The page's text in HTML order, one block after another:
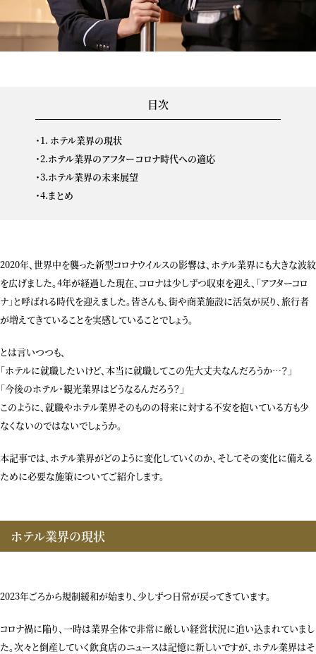
目次
1. ホテル業界の現状
2.ホテル業界のアフターコロナ時代への適応
3.ホテル業界の未来展望
4.まとめ
2020年、世界中を襲った新型コロナウイルスの影響は、ホテル業界にも大きな波紋
を広げました。4年が経過した現在、コロナは少しずつ収束を迎え、「アフターコロ
ナ」と呼ばれる時代を迎えました。皆さんも、街や商業施設に活気が戻り、旅行者
が増えてきていることを実感していることでしょう。
とは言いつつも、
「ホテルに就職したいけど、本当に就職してこの先大丈夫なんだろうか…？」
「今後のホテル・観光業界はどうなるんだろう？」
このように、就職やホテル業界そのものの将来に対する不安を抱いている方も少
なくないのではないでしょうか。
本記事では、ホテル業界がどのように変化していくのか、そしてその変化に備える
ために必要な施策についてご紹介します。
ホテル業界の現状
2023年ごろから規制緩和が始まり、少しずつ日常が戻ってきています。
コロナ禍に陥り、一時は業界全体で非常に厳しい経営状況に追い込まれていまし
た。次々と倒産していく飲食店のニュースは記憶に新しいですが、ホテル業界はそ